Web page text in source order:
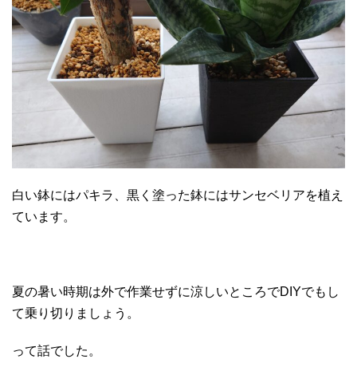
白い鉢にはパキラ、黒く塗った鉢にはサンセベリアを植え
ています。
夏の暑い時期は外で作業せずに涼しいところでDIYでもし
て乗り切りましょう。
って話でした。